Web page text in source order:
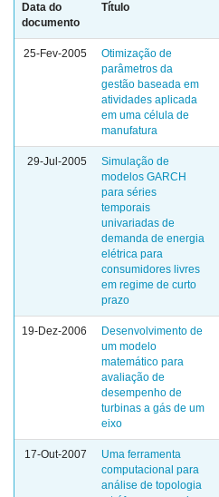
Data do
documento
Título
25-Fev-2005
Otimização de
parâmetros da
gestão baseada em
atividades aplicada
em uma célula de
manufatura
29-Jul-2005
Simulação de
modelos GARCH
para séries
temporais
univariadas de
demanda de energia
elétrica para
consumidores livres
em regime de curto
prazo
19-Dez-2006
Desenvolvimento de
um modelo
matemático para
avaliação de
desempenho de
turbinas a gás de um
eixo
17-Out-2007
Uma ferramenta
computacional para
análise de topologia